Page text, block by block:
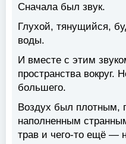
Сначала был звук.
Глухой, тянущийся,
воды.
И вместе с этим
пространства вокруг.
большего.
Воздух был плотным,
наполненным
трав и чего-то ещё —